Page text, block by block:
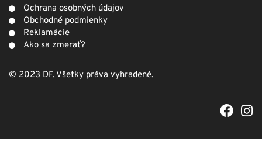
Ochrana osobných údajov
Obchodné podmienky
Reklamácie
Ako sa zmerať?
© 2023 DF. Všetky práva vyhradené.
F
a
e
I
n
t